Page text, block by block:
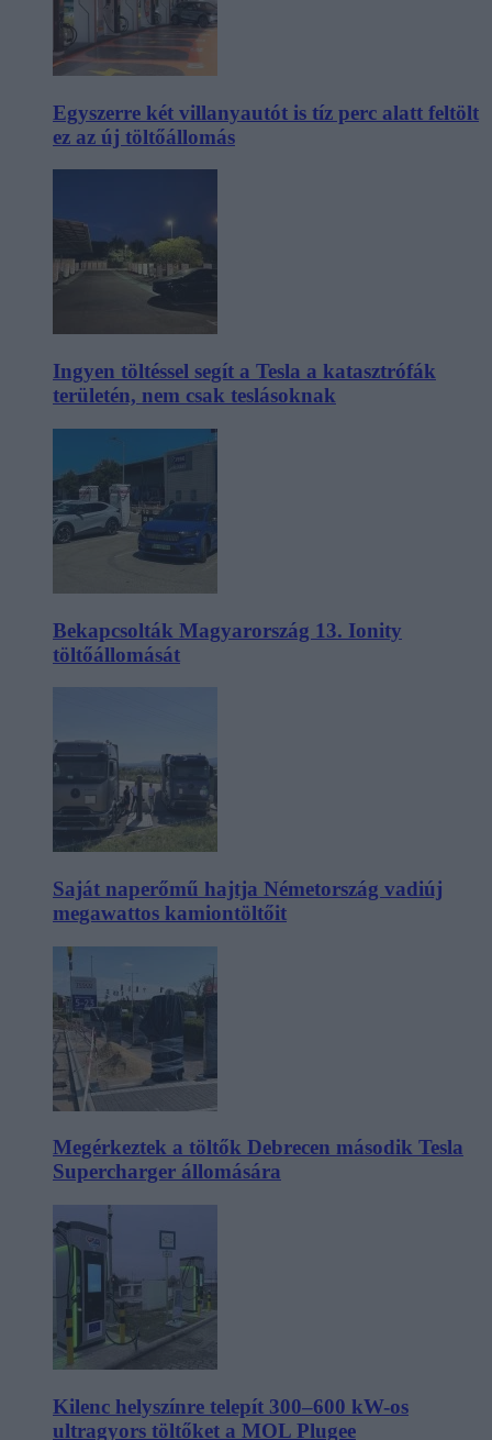
Egyszerre két villanyautót is tíz perc alatt feltölt
ez az új töltőállomás
Ingyen töltéssel segít a Tesla a katasztrófák
területén, nem csak teslásoknak
Bekapcsolták Magyarország 13. Ionity
töltőállomását
Saját naperőmű hajtja Németország vadiúj
megawattos kamiontöltőit
Megérkeztek a töltők Debrecen második Tesla
Supercharger állomására
Kilenc helyszínre telepít 300–600 kW-os
ultragyors töltőket a MOL Plugee